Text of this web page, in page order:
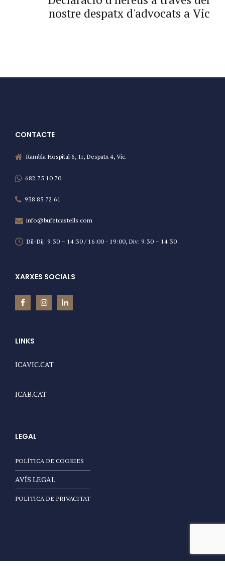
nostre despatx d'advocats a Vic
CONTACTE
Rambla Hospital 6, 1r, Despatx 4, Vic.
682 75 10 70
938 85 72 61
info@bufetcastells.com
Dil-Dij: 9:30 – 14:30 / 16:00 - 19:00, Div: 9:30 – 14:30
XARXES SOCIALS
LINKS
ICAVIC.CAT
ICAB.CAT
LEGAL
POLÍTICA DE COOKIES
AVÍS LEGAL
POLÍTICA DE PRIVACITAT